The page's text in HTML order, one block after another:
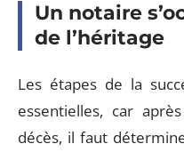
Un notaire
de l’héritage
Les étapes de la
essentielles, car
décès, il faut